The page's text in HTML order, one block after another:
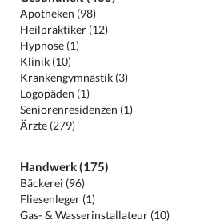
Apotheken (98)
Heilpraktiker (12)
Hypnose (1)
Klinik (10)
Krankengymnastik (3)
Logopäden (1)
Seniorenresidenzen (1)
Ärzte (279)
Handwerk (175)
Bäckerei (96)
Fliesenleger (1)
Gas- & Wasserinstallateur (10)